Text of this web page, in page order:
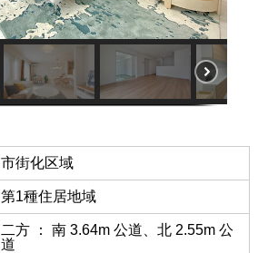
市街化区域
第1種住居地域
二方 ： 南 3.64m 公道、北 2.55m 公
道